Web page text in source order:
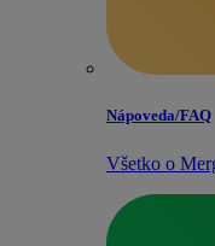
Nápoveda/​FAQ
Všetko o